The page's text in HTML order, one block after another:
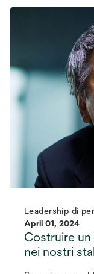
Leadership di
April 01, 2024
Costruire
nei nostri